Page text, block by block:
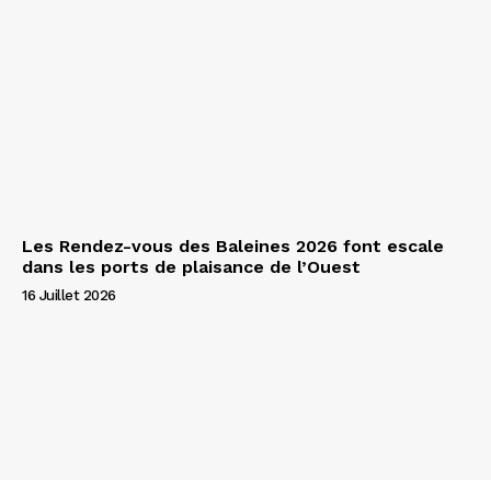
Les Rendez-vous des Baleines 2026 font escale
dans les ports de plaisance de l’Ouest
16 Juillet 2026